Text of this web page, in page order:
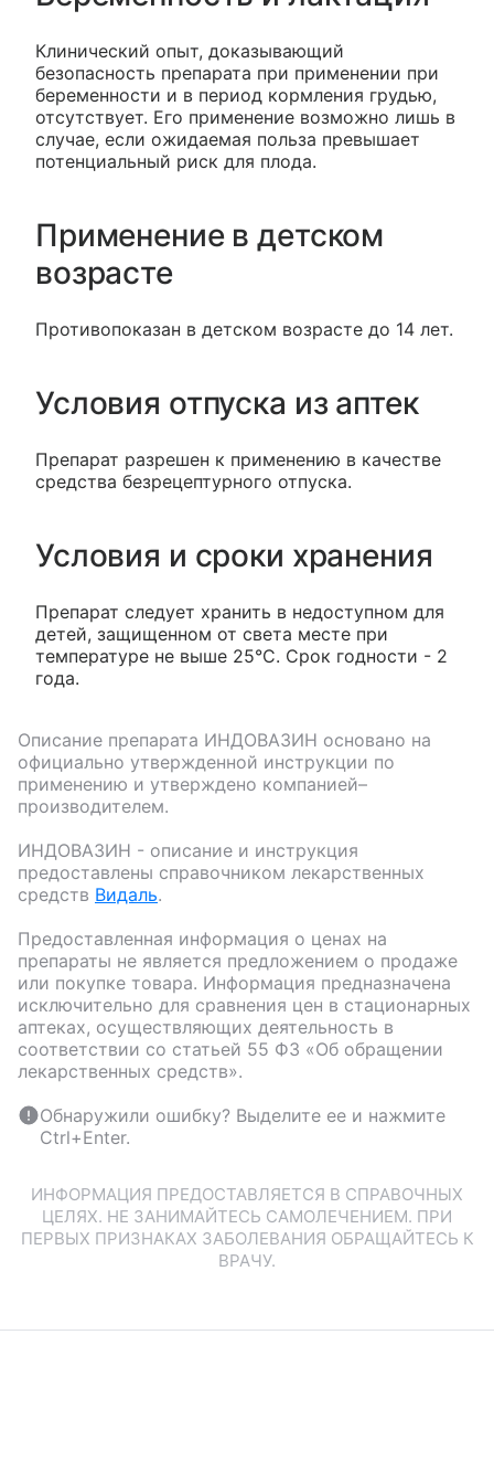
Клинический опыт, доказывающий
безопасность препарата при применении при
беременности и в период кормления грудью,
отсутствует. Его применение возможно лишь в
случае, если ожидаемая польза превышает
потенциальный риск для плода.
Применение в детском
возрасте
Противопоказан в детском возрасте до 14 лет.
Условия отпуска из аптек
Препарат разрешен к применению в качестве
средства безрецептурного отпуска.
Условия и сроки хранения
Препарат следует хранить в недоступном для
детей, защищенном от света месте при
температуре не выше 25°C. Срок годности - 2
года.
Описание препарата ИНДОВАЗИН основано на
официально утвержденной инструкции по
применению и утверждено компанией–
производителем.
ИНДОВАЗИН - описание и инструкция
предоставлены справочником лекарственных
средств Видаль.
Предоставленная информация о ценах на
препараты не является предложением о продаже
или покупке товара. Информация предназначена
исключительно для сравнения цен в стационарных
аптеках, осуществляющих деятельность в
соответствии со статьей 55 ФЗ «Об обращении
лекарственных средств».
Обнаружили ошибку? Выделите ее и нажмите
Ctrl+Enter.
ИНФОРМАЦИЯ ПРЕДОСТАВЛЯЕТСЯ В СПРАВОЧНЫХ
ЦЕЛЯХ. НЕ ЗАНИМАЙТЕСЬ САМОЛЕЧЕНИЕМ. ПРИ
ПЕРВЫХ ПРИЗНАКАХ ЗАБОЛЕВАНИЯ ОБРАЩАЙТЕСЬ К
ВРАЧУ.